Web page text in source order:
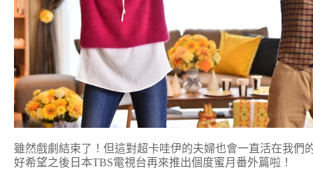
雖然戲劇結束了！但這對超卡哇伊的夫婦也會一直活在我們
好希望之後日本TBS電視台再來推出個度蜜月番外篇啦！